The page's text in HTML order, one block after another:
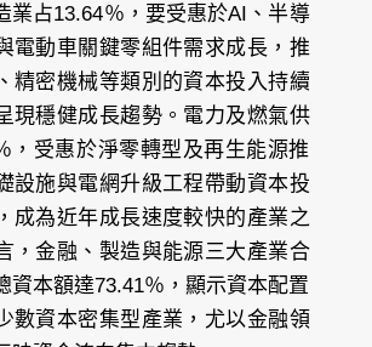
業占13.64％，要受惠於AI、半導
電動車關鍵零組件需求成長，推
精密機械等類別的資本投入持續
現穩健成長趨勢。電力及燃氣供
，受惠於淨零轉型及再生能源推
設施與電網升級工程帶動資本投
成為近年成長速度較快的產業之
，金融、製造與能源三大產業合
資本額達73.41％，顯示資本配置
數資本密集型產業，尤以金融領